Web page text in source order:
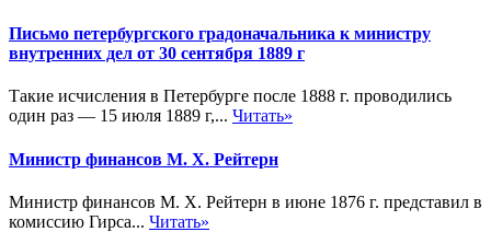
Письмо петербургского градоначальника к министру
внутренних дел от 30 сентября 1889 г
Такие исчисления в Петербурге после 1888 г. проводились
один раз — 15 июля 1889 г,... Читать»
Министр финансов М. Х. Рейтерн
Министр финансов М. Х. Рейтерн в июне 1876 г. представил в
комиссию Гирса... Читать»